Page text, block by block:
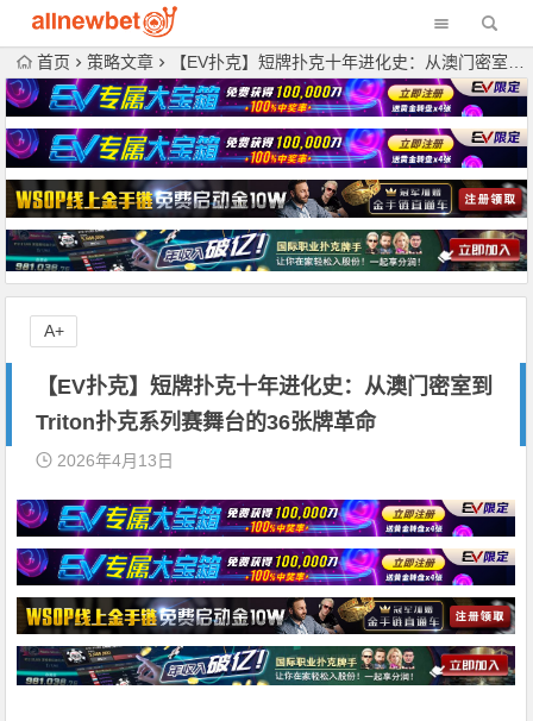
首页 策略文章 【EV扑克】短牌扑克十年进化史：从澳门密室到Triton扑克系列赛舞台的36张牌革命
【EV扑克】短牌扑克十年进化史：从澳门密室到
Triton扑克系列赛舞台的36张牌革命
2026年4月13日
A+